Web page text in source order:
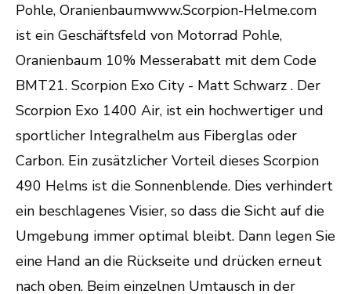
Pohle, Oranienbaumwww.Scorpion-Helme.com
ist ein Geschäftsfeld von Motorrad Pohle,
Oranienbaum 10% Messerabatt mit dem Code
BMT21. Scorpion Exo City - Matt Schwarz . Der
Scorpion Exo 1400 Air, ist ein hochwertiger und
sportlicher Integralhelm aus Fiberglas oder
Carbon. Ein zusätzlicher Vorteil dieses Scorpion
490 Helms ist die Sonnenblende. Dies verhindert
ein beschlagenes Visier, so dass die Sicht auf die
Umgebung immer optimal bleibt. Dann legen Sie
eine Hand an die Rückseite und drücken erneut
nach oben. Beim einzelnen Umtausch in der